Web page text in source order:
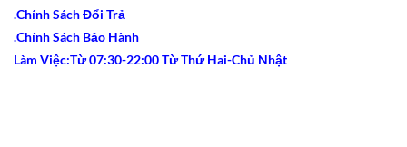
.Chính Sách Đổi Trả
.Chính Sách Bảo Hành
Làm Việc:Từ 07:30-22:00 Từ Thứ Hai-Chủ Nhật